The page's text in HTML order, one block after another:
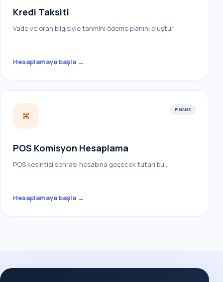
Kredi Taksiti
Vade ve oran bilgisiyle tahmini ödeme planını oluştur.
Hesaplamaya başla →
⌘
FINANS
POS Komisyon Hesaplama
POS kesintisi sonrası hesabına geçecek tutarı bul.
Hesaplamaya başla →